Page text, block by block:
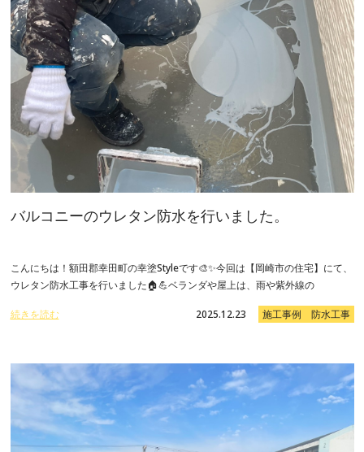
バルコニーのウレタン防水を行いました。
こんにちは！額田郡幸田町の幸塗Styleです🎨✨今回は【岡崎市の住宅】にて、
ウレタン防水工事を行いました🏠💪ベランダや屋上は、雨や紫外線の
続きを読む 2025.12.23 施工事例 防水工事